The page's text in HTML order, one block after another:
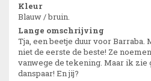
Kleur
Blauw / bruin.
Lange omschrijving
Tja, een beetje duur voor Barraba.
niet de eerste de beste! Ze
vanwege de tekening. Maar ik zie
danspaar! En jij?